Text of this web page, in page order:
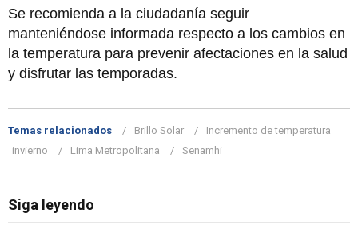
Se recomienda a la ciudadanía seguir
manteniéndose informada respecto a los cambios en
la temperatura para prevenir afectaciones en la salud
y disfrutar las temporadas.
Temas relacionados Brillo Solar
Incremento de temperatura
invierno
Lima Metropolitana Senamhi
Siga leyendo